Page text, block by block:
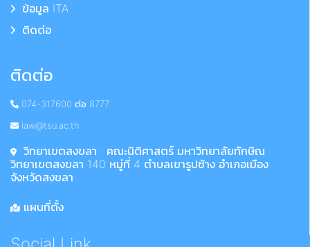
ข้อมูล ITA
ติดต่อ
ติดต่อ
074-317600 ต่อ 8777
law@tsu.ac.th
วิทยาเขตสงขลา : คณะนิติศาสตร์ มหาวิทยาลัยทักษิณ
วิทยาเขตสงขลา 140 หมู่ที่ 4 ตำบลเขารูปช้าง อำเภอเมือง
จังหวัดสงขลา
แผนที่ตั้ง